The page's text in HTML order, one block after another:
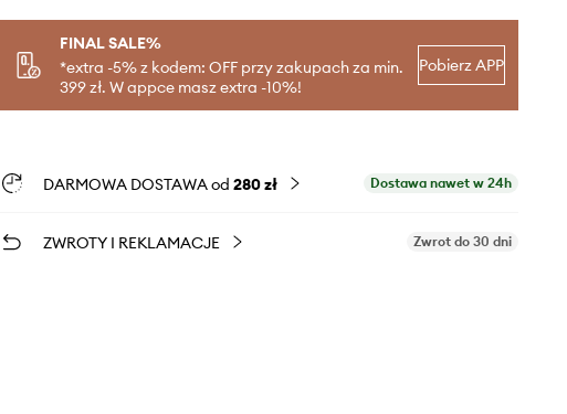
FINAL SALE%
*extra -5% z kodem: OFF przy zakupach za min.
399 zł. W appce masz extra -10%!
Pobierz APP
DARMOWA DOSTAWA od 280 zł Dostawa nawet w 24h
ZWROTY I REKLAMACJE Zwrot do 30 dni